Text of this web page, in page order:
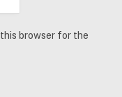
this browser for the